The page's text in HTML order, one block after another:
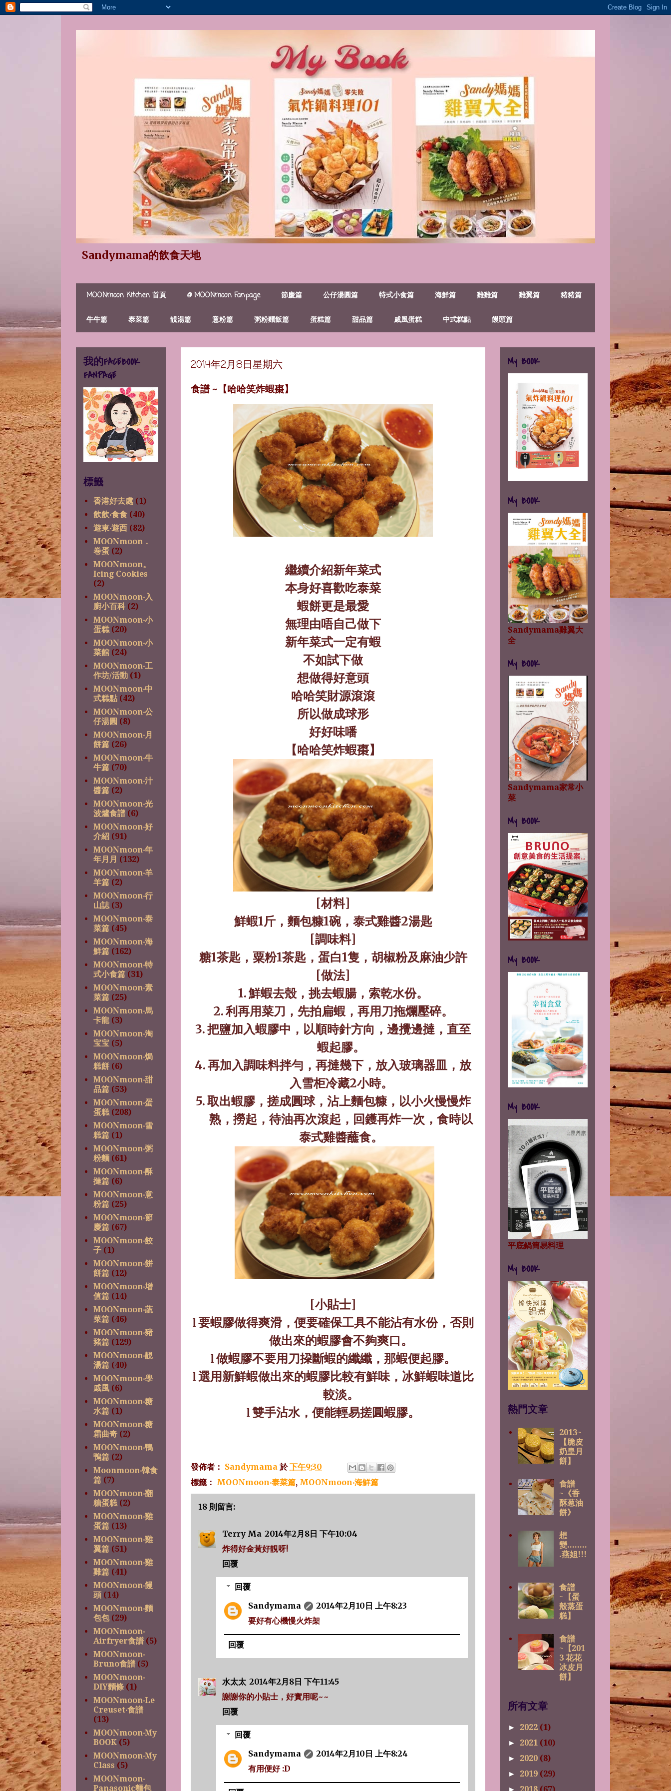
Sandymama的飲食天地
MOONmoon Kitchen 首頁 @ MOONmoon Fanpage 節慶篇 公仔湯圓篇 特式小食篇 海鮮篇 雞雞篇 雞翼篇 豬豬篇
牛牛篇 泰菜篇 靚湯篇 意粉篇 粥粉麵飯篇 蛋糕篇 甜品篇 戚風蛋糕 中式糕點 饅頭篇
2014年2月8日星期六
食譜 ~【哈哈笑炸蝦棗】
繼續介紹新年菜式
本身好喜歡吃泰菜
蝦餅更是最愛
無理由唔自己做下
新年菜式一定有蝦
不如試下做
想做得好意頭
哈哈笑財源滾滾
所以做成球形
好好味噃
【哈哈笑炸蝦棗】
[材料]
鮮蝦1斤，麵包糠1碗，泰式雞醬2湯匙
[調味料]
糖1茶匙，粟粉1茶匙，蛋白1隻，胡椒粉及麻油少許
[做法]
1.鮮蝦去殼，挑去蝦腸，索乾水份。
2.利再用菜刀，先拍扁蝦，再用刀拖爛壓碎。
3.把鹽加入蝦膠中，以順時針方向，邊攪邊撻，直至
蝦起膠。
4.再加入調味料拌勻，再撻幾下，放入玻璃器皿，放
入雪柜冷藏2小時。
5.取出蝦膠，搓成圓球，沾上麵包糠，以小火慢慢炸
熟，撈起，待油再次滾起，回鑊再炸一次，食時以
泰式雞醬蘸食。
[小貼士]
l要蝦膠做得爽滑，便要確保工具不能沾有水份，否則
做出來的蝦膠會不夠爽口。
l做蝦膠不要用刀挅斷蝦的纖纖，那蝦便起膠。
l選用新鮮蝦做出來的蝦膠比較有鮮味，冰鮮蝦味道比
較淡。
l雙手沾水，便能輕易搓圓蝦膠。
發佈者： Sandymama 於下午9:30
標籤： MOONmoon‧泰菜篇, MOONmoon‧海鮮篇
18 則留言:
Terry Ma 2014年2月8日 下午10:04
炸得好金黃好靚呀!
回覆
回覆
Sandymama
2014年2月10日 上午8:23
要好有心機慢火炸架
回覆
水太太 2014年2月8日 下午11:45
謝謝你的小貼士，好實用呢~~
回覆
回覆
Sandymama
2014年2月10日 上午8:24
有用便好 :D
我的FACEBOOK
FANPAGE
標籤
香港好去處 (1)
飲飲‧食食 (40)
遊東‧遊西 (82)
MOONmoon．
卷蛋 (2)
MOONmoon。
Icing Cookies
(2)
MOONmoon‧入
廚小百科 (2)
MOONmoon‧小
蛋糕 (20)
MOONmoon‧小
菜館 (24)
MOONmoon‧工
作坊/活動 (1)
MOONmoon‧中
式糕點 (42)
MOONmoon‧公
仔湯圓 (8)
MOONmoon‧月
餅篇 (26)
MOONmoon‧牛
牛篇 (70)
MOONmoon‧汁
醬篇 (2)
MOONmoon‧光
波爐食譜 (6)
MOONmoon‧好
介紹 (91)
MOONmoon‧年
年月月 (132)
MOONmoon‧羊
羊篇 (2)
MOONmoon‧行
山誌 (3)
MOONmoon‧泰
菜篇 (45)
MOONmoon‧海
鮮篇 (162)
MOONmoon‧特
式小食篇 (31)
MOONmoon‧素
菜篇 (25)
MOONmoon‧馬
卡龍 (3)
MOONmoon‧淘
宝宝 (5)
MOONmoon‧焗
糕餅 (6)
MOONmoon‧甜
品篇 (53)
MOONmoon‧蛋
蛋糕 (208)
MOONmoon‧雪
糕篇 (1)
MOONmoon‧粥
粉麵 (61)
MOONmoon‧酥
撻篇 (6)
MOONmoon‧意
粉篇 (25)
MOONmoon‧節
慶篇 (67)
MOONmoon‧餃
子 (1)
MOONmoon‧餅
餅篇 (12)
MOONmoon‧增
值篇 (14)
MOONmoon‧蔬
菜篇 (46)
MOONmoon‧豬
豬篇 (129)
MOONmoon‧靚
湯篇 (40)
MOONmoon‧學
戚風 (6)
MOONmoon‧糖
水篇 (1)
MOONmoon‧糖
霜曲奇 (2)
MOONmoon‧鴨
鴨篇 (2)
Moonmoon‧韓食
篇 (7)
MOONmoon‧翻
糖蛋糕 (2)
MOONmoon‧雞
蛋篇 (13)
MOONmoon‧雞
翼篇 (51)
MOONmoon‧雞
雞篇 (41)
MOONmoon‧饅
頭 (14)
MOONmoon‧麵
包包 (29)
MOONmoon‧
Airfryer食譜 (5)
MOONmoon‧
Bruno食譜 (5)
MOONmoon‧
DIY麵條 (1)
MOONmoon‧Le
Creuset‧食譜
(13)
MOONmoon‧My
BOOK (5)
MOONmoon‧My
Class (5)
MOONmoon‧
Panasonic麵包
My BOOK
My BOOK
Sandymama雞翼大
全
My BOOK
Sandymama家常小
菜
My BOOK
My BOOK
My BOOK
平底鍋簡易料理
My BOOK
熱門文章
2013~
【脆皮
奶皇月
餅】
食譜
~《香
酥葱油
餅》
想
變........
.燕姐!!!
食譜
~【蛋
殼蒸蛋
糕】
食譜
~【201
3 花花
冰皮月
餅】
所有文章
► 2022 (1)
► 2021 (10)
► 2020 (8)
► 2019 (29)